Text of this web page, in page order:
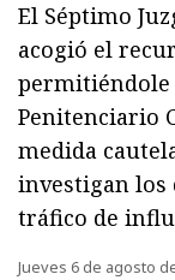
El Séptimo
acogió el
permitiéndole
Penitenciario
medida
investigan los
tráfico de
Jueves 6 de agosto